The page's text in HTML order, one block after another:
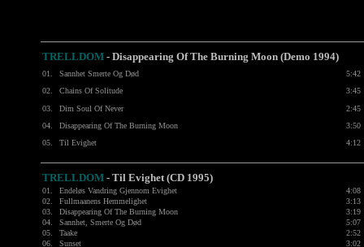
TRELLDOM - Disappearing Of The Burning Moon (Demo 1994)
01. Sannhet Smerte Og Død
5:42
02.
Chains Of Solitude
3:45
03.
Dim Soul Of Never
2:45
04.
Disappearing Of The Burning Moon
3:50
05.
Til Evighet 4:12
TRELLDOM - Til Evighet (CD 1995)
01. Endeløs Vandring Gjennom Evighet
4:08
02.
Fullmaanens Hemmelighet
3:13
03.
Disappearing Of The Burning Moon
3:19
04.
Sannhet, Smerte Og Død
5:07
05.
Taake
2:52
06.
Sunset
3:02